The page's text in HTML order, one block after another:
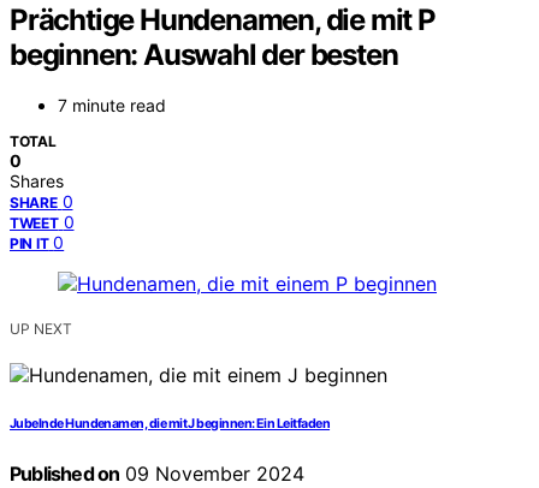
Prächtige Hundenamen, die mit P
beginnen: Auswahl der besten
7 minute read
TOTAL
0
Shares
SHARE 0
TWEET 0
PIN IT 0
UP NEXT
Jubelnde Hundenamen, die mit J beginnen: Ein Leitfaden
Published on 09 November 2024